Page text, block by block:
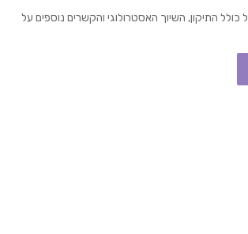
התיקון, השיוך האסטרולוגי והקשרים נוספים על